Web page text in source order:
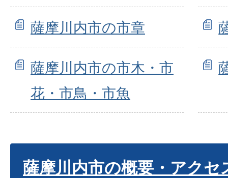
薩摩川内市の市章
薩摩川内市の市木・市
花・市鳥・市魚
薩摩川内市の概要・アクセ